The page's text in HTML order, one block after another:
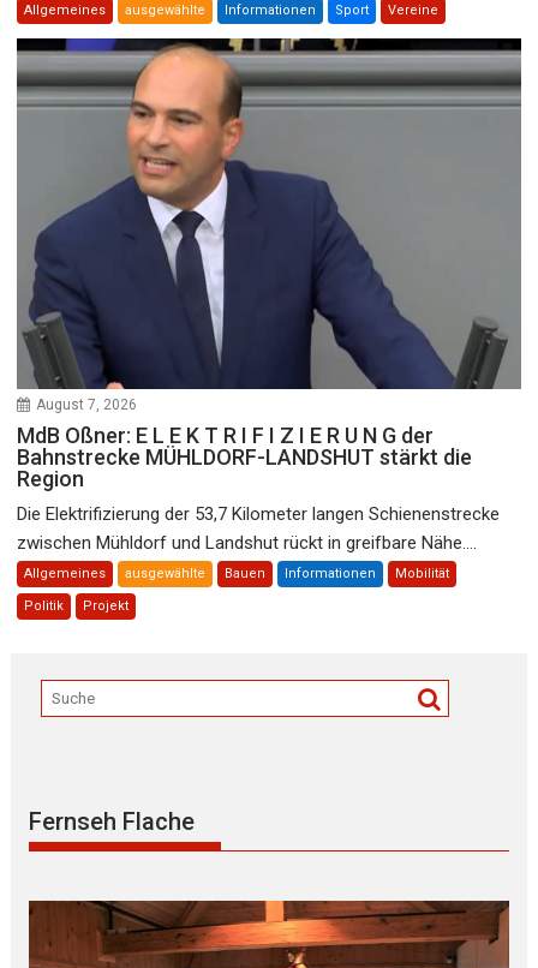
Allgemeines ausgewählte Informationen Sport Vereine
August 7, 2026
MdB Oßner: E L E K T R I F I Z I E R U N G der
Bahnstrecke MÜHLDORF-LANDSHUT stärkt die
Region
Die Elektrifizierung der 53,7 Kilometer langen Schienenstrecke
zwischen Mühldorf und Landshut rückt in greifbare Nähe....
Allgemeines ausgewählte Bauen Informationen Mobilität
Politik Projekt
Fernseh Flache